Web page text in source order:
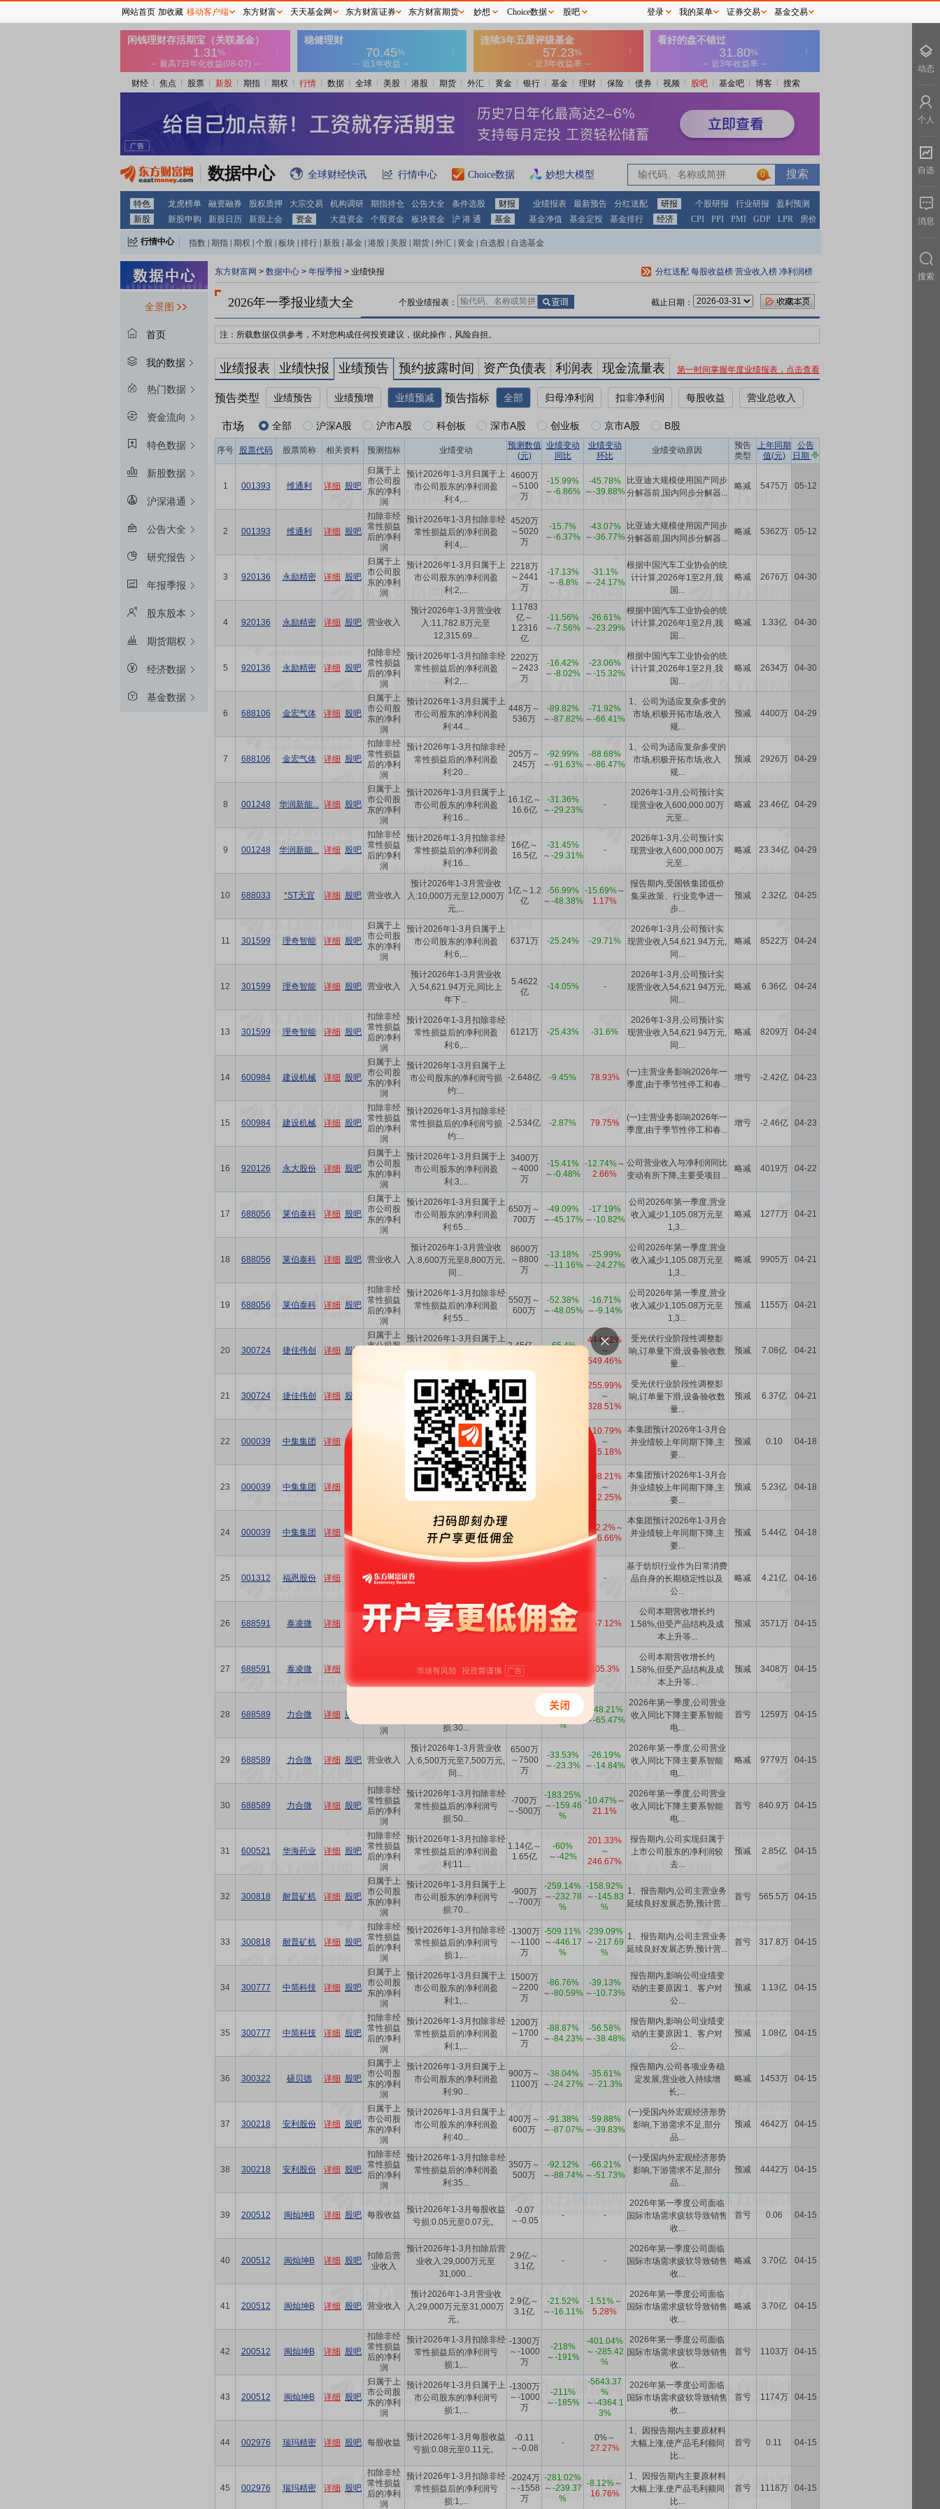
财经 焦点 股票 新股 期指 期权 行情 数据 全球 美股 港股 期货 外汇 黄金 银行 基金 理财 保险 债券 视频 股吧 基金吧 博客 搜索
数据中心 全球财经快讯 行情中心 Choice数据 妙想大模型 0
特色 龙虎榜单 融资融券 股权质押 大宗交易 机构调研 期指持仓 公告大全 条件选股 财报 业绩报表 最新预告 分红送配 研报 个股研报 行业研报
盈利预测
新股
新股申购 新股日历 新股上会 资金 大盘资金 个股资金 板块资金 沪 港 通 基金 基金净值 基金定投 基金排行 经济 CPI PPI PMI GDP LPR 房价
行情中心 指数 期指 期权 个股 板块 排行 新股 基金 港股 美股 期货 外汇 黄金 自选股 自选基金
全景图
首页
我的数据
热门数据
资金流向
特色数据
新股数据
沪深港通
公告大全
研究报告
年报季报
股东股本
期货期权
经济数据
基金数据
东方财富网 > 数据中心 > 年报季报 > 业绩快报 分红送配 每股收益榜 营业收入榜 净利润榜
2026年一季报业绩大全 个股业绩报表： 截止日期：
注：所载数据仅供参考，不对您构成任何投资建议，据此操作，风险自担。
业绩报表 业绩快报 业绩预告 预约披露时间 资产负债表 利润表 现金流量表 第一时间掌握年度业绩报表，点击查看
预告类型 业绩预告 业绩预增 业绩预减 预告指标 全部 归母净利润 扣非净利润 每股收益 营业总收入
市场 全部 沪深A股 沪市A股 科创板 深市A股 创业板 京市A股 B股
序号 股票代码 股票简称 相关资料 预测指标 业绩变动
预测数值
(元)
业绩变动
同比
业绩变动
环比
业绩变动原因
预告
类型
上年同期
值(元)
公告
日期
1 001393 维通利 详细 股吧
归属于上
市公司股
东的净利
润
预计2026年1-3月归属于上
市公司股东的净利润盈
利:4,...
4600万
～5100
万
-15.99%
～-6.86%
-45.78%
～-39.88%
比亚迪大规模使用国产同步
分解器前,国内同步分解器...
略减 5475万 05-12
2 001393 维通利 详细 股吧
扣除非经
常性损益
后的净利
润
预计2026年1-3月扣除非经
常性损益后的净利润盈
利:4,...
4520万
～5020
万
-15.7%
～-6.37%
-43.07%
～-36.77%
比亚迪大规模使用国产同步
分解器前,国内同步分解器...
略减 5362万 05-12
3 920136 永励精密 详细 股吧
归属于上
市公司股
东的净利
润
预计2026年1-3月归属于上
市公司股东的净利润盈
利:2,...
2218万
～2441
万
-17.13%
～-8.8%
-31.1%
～-24.17%
根据中国汽车工业协会的统
计计算,2026年1至2月,我
国...
略减 2676万 04-30
4 920136 永励精密 详细 股吧 营业收入
预计2026年1-3月营业收
入:11,782.8万元至
12,315.69...
1.1783
亿～
1.2316
亿
-11.56%
～-7.56%
-26.61%
～-23.29%
根据中国汽车工业协会的统
计计算,2026年1至2月,我
国...
略减 1.33亿 04-30
5 920136 永励精密 详细 股吧
扣除非经
常性损益
后的净利
润
预计2026年1-3月扣除非经
常性损益后的净利润盈
利:2,...
2202万
～2423
万
-16.42%
～-8.02%
-23.06%
～-15.32%
根据中国汽车工业协会的统
计计算,2026年1至2月,我
国...
略减 2634万 04-30
6 688106 金宏气体 详细 股吧
归属于上
市公司股
东的净利
润
预计2026年1-3月归属于上
市公司股东的净利润盈
利:44...
448万～
536万
-89.82%
～-87.82%
-71.92%
～-66.41%
1、公司为适应复杂多变的
市场,积极开拓市场,收入
规...
预减 4400万 04-29
7 688106 金宏气体 详细 股吧
扣除非经
常性损益
后的净利
润
预计2026年1-3月扣除非经
常性损益后的净利润盈
利:20...
205万～
245万
-92.99%
～-91.63%
-88.68%
～-86.47%
1、公司为适应复杂多变的
市场,积极开拓市场,收入
规...
预减 2926万 04-29
8 001248 华润新能... 详细 股吧
归属于上
市公司股
东的净利
润
预计2026年1-3月归属于上
市公司股东的净利润盈
利:16...
16.1亿～
16.6亿
-31.36%
～-29.23%
-
2026年1-3月,公司预计实
现营业收入600,000.00万
元至...
略减 23.46亿 04-29
9 001248 华润新能... 详细 股吧
扣除非经
常性损益
后的净利
润
预计2026年1-3月扣除非经
常性损益后的净利润盈
利:16...
16亿～
16.5亿
-31.45%
～-29.31%
-
2026年1-3月,公司预计实
现营业收入600,000.00万
元至...
略减 23.34亿 04-29
10 688033 *ST天宜 详细 股吧 营业收入
预计2026年1-3月营业收
入:10,000万元至12,000万
元,...
1亿～1.2
亿
-56.99%
～-48.38%
-15.69%～
1.17%
报告期内,受国铁集团低价
集采政策、行业竞争进一
步...
预减 2.32亿 04-25
11 301599 理奇智能 详细 股吧
归属于上
市公司股
东的净利
润
预计2026年1-3月归属于上
市公司股东的净利润盈
利:6,...
6371万 -25.24% -29.71%
2026年1-3月,公司预计实
现营业收入54,621.94万元,
同...
略减 8522万 04-24
12 301599 理奇智能 详细 股吧 营业收入
预计2026年1-3月营业收
入:54,621.94万元,同比上
年下...
5.4622
亿
-14.05% -
2026年1-3月,公司预计实
现营业收入54,621.94万元,
同...
略减 6.36亿 04-24
13 301599 理奇智能 详细 股吧
扣除非经
常性损益
后的净利
润
预计2026年1-3月扣除非经
常性损益后的净利润盈
利:6,...
6121万 -25.43% -31.6%
2026年1-3月,公司预计实
现营业收入54,621.94万元,
同...
略减 8209万 04-24
14 600984 建设机械 详细 股吧
归属于上
市公司股
东的净利
润
预计2026年1-3月归属于上
市公司股东的净利润亏损
约:...
-2.648亿 -9.45% 78.93%
(一)主营业务影响2026年一
季度,由于季节性停工和春...
增亏 -2.42亿 04-23
15 600984 建设机械 详细 股吧
扣除非经
常性损益
后的净利
润
预计2026年1-3月扣除非经
常性损益后的净利润亏损
约:...
-2.534亿 -2.87% 79.75%
(一)主营业务影响2026年一
季度,由于季节性停工和春...
增亏 -2.46亿 04-23
16 920126 永大股份 详细 股吧
归属于上
市公司股
东的净利
润
预计2026年1-3月归属于上
市公司股东的净利润盈
利:3,...
3400万
～4000
万
-15.41%
～-0.48%
-12.74%～
2.66%
公司营业收入与净利润同比
变动有所下降,主要受项目...
略减 4019万 04-22
17 688056 莱伯泰科 详细 股吧
归属于上
市公司股
东的净利
润
预计2026年1-3月归属于上
市公司股东的净利润盈
利:65...
650万～
700万
-49.09%
～-45.17%
-17.19%
～-10.82%
公司2026年第一季度,营业
收入减少1,105.08万元至
1,3...
略减 1277万 04-21
18 688056 莱伯泰科 详细 股吧 营业收入
预计2026年1-3月营业收
入:8,600万元至8,800万元,
同...
8600万
～8800
万
-13.18%
～-11.16%
-25.99%
～-24.27%
公司2026年第一季度,营业
收入减少1,105.08万元至
1,3...
略减 9905万 04-21
19 688056 莱伯泰科 详细 股吧
扣除非经
常性损益
后的净利
润
预计2026年1-3月扣除非经
常性损益后的净利润盈
利:55...
550万～
600万
-52.38%
～-48.05%
-16.71%
～-9.14%
公司2026年第一季度,营业
收入减少1,105.08万元至
1,3...
预减 1155万 04-21
20 300724 捷佳伟创 详细 股吧
归属于上
市公司股
预计2026年1-3月归属于上
2.45亿～
-65.4%
444.12%
～
549.46%
受光伏行业阶段性调整影
响,订单量下滑,设备验收数
量...
预减 7.08亿 04-21
21 300724 捷佳伟创 详细 股吧
预计2026年1-3月扣除非经
常性损益后的净利润盈
利:16...
1.6132
2.3632
亿
255.99%
～
328.51%
受光伏行业阶段性调整影
响,订单量下滑,设备验收数
量...
预减 6.37亿 04-21
22 000039 中集集团 详细 股吧
预计2026年1-3月每股收益
盈利:0.027元至0.038元。
0.027～
0.038
110.79%
～
115.18%
本集团预计2026年1-3月合
并业绩较上年同期下降,主
要...
预减 0.10 04-18
23 000039 中集集团 详细
预计2026年1-3月扣除非经
常性损益后的净利润盈
利:12...
1.22亿～
1.82亿
108.21%
～
112.25%
本集团预计2026年1-3月合
并业绩较上年同期下降,主
要...
预减 5.23亿 04-18
24 000039 中集集团 详细 股吧
润
预计2026年1-3月归属于上
市公司股东的净利润盈
利:16...
2.24亿
-58.81%
112.2%～
116.66%
本集团预计2026年1-3月合
并业绩较上年同期下降,主
要...
预减 5.44亿 04-18
25 001312 福恩股份 详细 营业收入
预计2026年1-3月营业收
入:38,397.08万元,同比上
-
基于纺织行业作为日常消费
品自身的长期稳定性以及
公...
略减 4.21亿 04-16
26 688591 泰凌微 详细
归属于上
市公司股
东的净利
预计2026年1-3月归属于上
市公司股东的净利润盈利
833万 -77% 167.12%
公司本期营收增长约
1.58%,但受产品结构及成
本上升等...
预减 3571万 04-15
27 688591 泰凌微 详细
润
常性损益后的净利润盈利
约:...
69万 105.3%
公司本期营收增长约
1.58%,但受产品结构及成
本上升等...
预减 3408万 04-15
28 688589 力合微 详细 股吧
润
损:30...
-450万
-135.73%
～
-123.82
%
-148.21%
～-65.47%
2026年第一季度,公司营业
收入同比下降主要系智能
电...
首亏 1259万 04-15
29 688589 力合微 详细 股吧 营业收入
预计2026年1-3月营业收
入:6,500万元至7,500万元,
同...
6500万
～7500
万
-33.53%
～-23.3%
-26.19%
～-14.84%
2026年第一季度,公司营业
收入同比下降主要系智能
电...
略减 9779万 04-15
30 688589 力合微 详细 股吧
扣除非经
常性损益
后的净利
润
预计2026年1-3月扣除非经
常性损益后的净利润亏
损:50...
-700万
～-500万
-183.25%
～-159.46
%
-10.47%～
21.1%
2026年第一季度,公司营业
收入同比下降主要系智能
电...
首亏 840.9万 04-15
31 600521 华海药业 详细 股吧
扣除非经
常性损益
后的净利
润
预计2026年1-3月扣除非经
常性损益后的净利润盈
利:11...
1.14亿～
1.65亿
-60%
～-42%
201.33%
～
246.67%
报告期内,公司实现归属于
上市公司股东的净利润较
去...
预减 2.85亿 04-15
32 300818 耐普矿机 详细 股吧
归属于上
市公司股
东的净利
润
预计2026年1-3月归属于上
市公司股东的净利润亏
损:70...
-900万
～-700万
-259.14%
～-232.78
%
-158.92%
～-145.83
%
1、报告期内,公司主营业务
延续良好发展态势,预计营...
首亏 565.5万 04-15
33 300818 耐普矿机 详细 股吧
扣除非经
常性损益
后的净利
润
预计2026年1-3月扣除非经
常性损益后的净利润亏
损:1,...
-1300万
～-1100
万
-509.11%
～-446.17
%
-239.09%
～-217.69
%
1、报告期内,公司主营业务
延续良好发展态势,预计营...
首亏 317.8万 04-15
34 300777 中简科技 详细 股吧
归属于上
市公司股
东的净利
润
预计2026年1-3月归属于上
市公司股东的净利润盈
利:1,...
1500万
～2200
万
-86.76%
～-80.59%
-39.13%
～-10.73%
报告期内,影响公司业绩变
动的主要原因:1、客户对
公...
预减 1.13亿 04-15
35 300777 中简科技 详细 股吧
扣除非经
常性损益
后的净利
润
预计2026年1-3月扣除非经
常性损益后的净利润盈
利:1,...
1200万
～1700
万
-88.87%
～-84.23%
-56.58%
～-38.48%
报告期内,影响公司业绩变
动的主要原因:1、客户对
公...
预减 1.08亿 04-15
36 300322 硕贝德 详细 股吧
归属于上
市公司股
东的净利
润
预计2026年1-3月归属于上
市公司股东的净利润盈
利:90...
900万～
1100万
-38.04%
～-24.27%
-35.61%
～-21.3%
报告期内,公司各项业务稳
定发展,营业收入持续增
长;...
略减 1453万 04-15
37 300218 安利股份 详细 股吧
归属于上
市公司股
东的净利
润
预计2026年1-3月归属于上
市公司股东的净利润盈
利:40...
400万～
600万
-91.38%
～-87.07%
-59.88%
～-39.83%
(一)受国内外宏观经济形势
影响,下游需求不足,部分
品...
预减 4642万 04-15
38 300218 安利股份 详细 股吧
扣除非经
常性损益
后的净利
润
预计2026年1-3月扣除非经
常性损益后的净利润盈
利:35...
350万～
500万
-92.12%
～-88.74%
-66.21%
～-51.73%
(一)受国内外宏观经济形势
影响,下游需求不足,部分
品...
预减 4442万 04-15
39 200512 闽灿坤B 详细 股吧 每股收益
预计2026年1-3月每股收益
亏损:0.05元至0.07元。
-0.07
～-0.05
- -
2026年第一季度公司面临
国际市场需求疲软导致销售
收...
首亏 0.06 04-15
40 200512 闽灿坤B 详细 股吧 扣除后营
业收入
预计2026年1-3月扣除后营
业收入:29,000万元至
31,000...
2.9亿～
3.1亿
- -
2026年第一季度公司面临
国际市场需求疲软导致销售
收...
略减 3.70亿 04-15
41 200512 闽灿坤B 详细 股吧 营业收入
预计2026年1-3月营业收
入:29,000万元至31,000万
元。
2.9亿～
3.1亿
-21.52%
～-16.11%
-1.51%～
5.28%
2026年第一季度公司面临
国际市场需求疲软导致销售
收...
略减 3.70亿 04-15
42 200512 闽灿坤B 详细 股吧
扣除非经
常性损益
后的净利
润
预计2026年1-3月扣除非经
常性损益后的净利润亏
损:1,...
-1300万
～-1000
万
-218%
～-191%
-401.04%
～-285.42
%
2026年第一季度公司面临
国际市场需求疲软导致销售
收...
首亏 1103万 04-15
43 200512 闽灿坤B 详细 股吧
归属于上
市公司股
东的净利
润
预计2026年1-3月归属于上
市公司股东的净利润亏
损:1,...
-1300万
～-1000
万
-211%
～-185%
-5643.37
%
～-4364.1
3%
2026年第一季度公司面临
国际市场需求疲软导致销售
收...
首亏 1174万 04-15
44 002976 瑞玛精密 详细 股吧 每股收益
预计2026年1-3月每股收益
亏损:0.08元至0.11元。
-0.11
～-0.08
- 0%～
27.27%
1、因报告期内主要原材料
大幅上涨,使产品毛利额同
比...
首亏 0.11 04-15
45 002976 瑞玛精密 详细 股吧
扣除非经
常性损益
后的净利
润
预计2026年1-3月扣除非经
常性损益后的净利润亏
损:1,...
-2024万
～-1558
万
-281.02%
～-239.37
%
-8.12%～
16.76%
1、因报告期内主要原材料
大幅上涨,使产品毛利额同
比...
首亏 1118万 04-15
网站首页 加收藏 移动客户端 东方财富 天天基金网 东方财富证券 东方财富期货 妙想 Choice数据 股吧 登录 我的菜单 证券交易 基金交易
动态
个人
自选
消息
搜索